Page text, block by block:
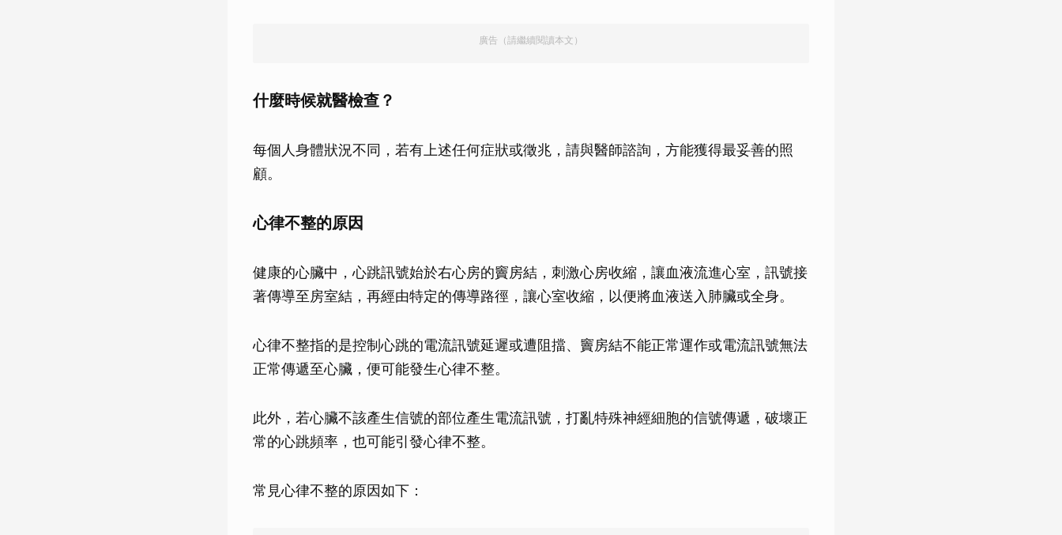
廣告（請繼續閱讀本文）
什麼時候就醫檢查？
每個人身體狀況不同，若有上述任何症狀或徵兆，請與醫師諮詢，方能獲得最妥善的照
顧。
心律不整的原因
健康的心臟中，心跳訊號始於右心房的竇房結，刺激心房收縮，讓血液流進心室，訊號接
著傳導至房室結，再經由特定的傳導路徑，讓心室收縮，以便將血液送入肺臟或全身。
心律不整指的是控制心跳的電流訊號延遲或遭阻擋、竇房結不能正常運作或電流訊號無法
正常傳遞至心臟，便可能發生心律不整。
此外，若心臟不該產生信號的部位產生電流訊號，打亂特殊神經細胞的信號傳遞，破壞正
常的心跳頻率，也可能引發心律不整。
常見心律不整的原因如下：